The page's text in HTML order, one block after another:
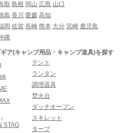
取 島根 岡山 広島 山口
島 香川 愛媛 高知
岡 佐賀 長崎 熊本 大分 宮崎 鹿児島
縄
ア(キャンプ用品・キャンプ道具)を探す
STAG
グ
テント
ランタン
調理器具
焚火台
ダッチオーブン
スキレット
タープ